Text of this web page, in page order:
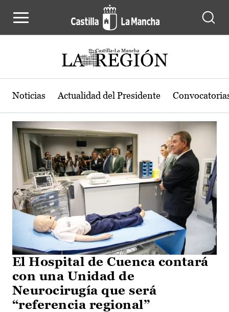
Actualidad de la región de Castilla-
Noticias Actualidad del Presidente
El Hospital de Cuenca contará
con una Unidad de
Neurocirugía que será
“referencia regional”